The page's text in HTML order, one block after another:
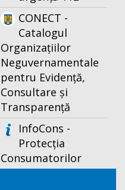
CONECT -
Catalogul
Organizațiilor
Neguvernamentale
pentru Evidență,
Consultare și
Transparență
InfoCons -
Protecția
Consumatorilor